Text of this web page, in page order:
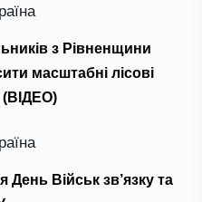
з Рівненщини
масштабні лісові
(ВІДЕО)
День Військ зв’язку та